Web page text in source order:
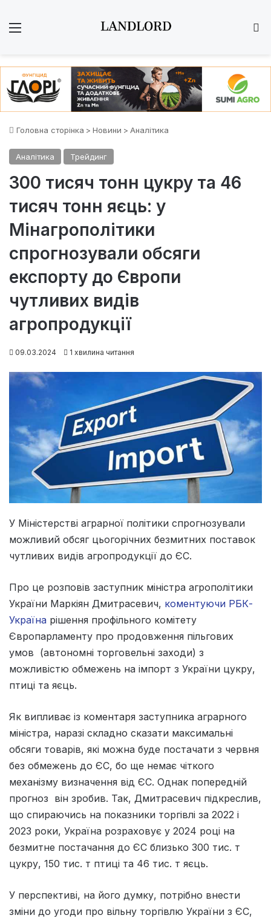
Головна сторінка > Новини > Аналітика
Аналітика Трейдинг
300 тисяч тонн цукру та 46
тисяч тонн яєць: у
Мінагрополітики
спрогнозували обсяги
експорту до Європи
чутливих видів
агропродукції
09.03.2024 1 хвилина читання
У Міністерстві аграрної політики спрогнозували
можливий обсяг цьогорічних безмитних поставок
чутливих видів агропродукції до ЄС.
Про це розповів заступник міністра агрополітики
України Маркіян Дмитрасевич, коментуючи РБК-
Україна рішення профільного комітету
Європарламенту про продовження пільгових
умов (автономні торговельні заходи) з
можливістю обмежень на імпорт з України цукру,
птиці та яєць.
Як випливає із коментаря заступника аграрного
міністра, наразі складно сказати максимальні
обсяги товарів, які можна буде постачати з червня
без обмежень до ЄС, бо ще немає чіткого
механізму визначення від ЄС. Однак попередній
прогноз він зробив. Так, Дмитрасевич підкреслив,
що спираючись на показники торгівлі за 2022 і
2023 роки, Україна розраховує у 2024 році на
безмитне постачання до ЄС близько 300 тис. т
цукру, 150 тис. т птиці та 46 тис. т яєць.
У перспективі, на його думку, потрібно внести
зміни до угоди про вільну торгівлю України з ЄС,